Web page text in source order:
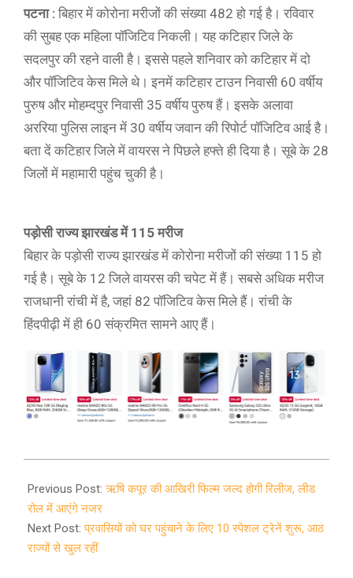
पटना : बिहार में कोरोना मरीजों की संख्या 482 हो गई है। रविवार
की सुबह एक महिला पॉजिटिव निकली। यह कटिहार जिले के
सदलपुर की रहने वाली है। इससे पहले शनिवार को कटिहार में दो
और पॉजिटिव केस मिले थे। इनमें कटिहार टाउन निवासी 60 वर्षीय
पुरुष और मोहम्दपुर निवासी 35 वर्षीय पुरुष हैं। इसके अलावा
अररिया पुलिस लाइन में 30 वर्षीय जवान की रिपोर्ट पॉजिटिव आई है।
बता दें कटिहार जिले में वायरस ने पिछले हफ्ते ही दिया है। सूबे के 28
जिलों में महामारी पहुंच चुकी है।
पड़ोसी राज्य झारखंड में 115 मरीज
बिहार के पड़ोसी राज्य झारखंड में कोरोना मरीजों की संख्या 115 हो
गई है। सूबे के 12 जिले वायरस की चपेट में हैं। सबसे अधिक मरीज
राजधानी रांची में है, जहां 82 पॉजिटिव केस मिले हैं। रांची के
हिंदपीढ़ी में ही 60 संक्रमित सामने आए हैं।
05-
03
Previous Post:ऋषि कपूर की आखिरी फिल्म जल्द होगी रिलीज, लीड
रोल में आएंगे नजर
Next Post:प्रवासियों को घर पहुंचाने के लिए 10 स्पेशल ट्रेनें शुरू, आठ
राज्यों से खुल रहीं